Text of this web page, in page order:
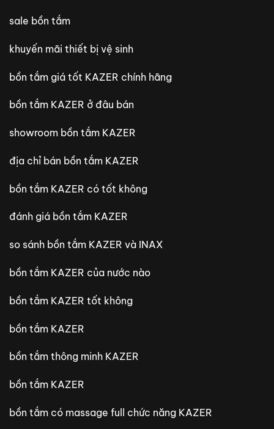
sale bồn tắm
khuyến mãi thiết bị vệ sinh
bồn tắm giá tốt KAZER chính hãng
bồn tắm KAZER ở đâu bán
showroom bồn tắm KAZER
địa chỉ bán bồn tắm KAZER
bồn tắm KAZER có tốt không
đánh giá bồn tắm KAZER
so sánh bồn tắm KAZER và INAX
bồn tắm KAZER của nước nào
bồn tắm KAZER tốt không
bồn tắm KAZER
bồn tắm thông minh KAZER
bồn tắm KAZER
bồn tắm có massage full chức năng KAZER